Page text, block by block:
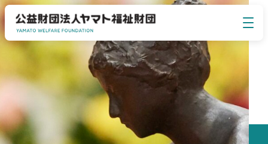
イベント・セミナー
EVENT SEMINAR
ヤマト福祉財団について
ABOUT US